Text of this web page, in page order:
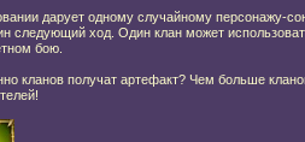
дарует одному случайному персонажу-
следующий ход. Один клан может
бою.
кланов получат артефакт? Чем больше